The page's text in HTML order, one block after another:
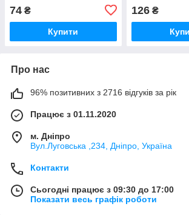
74 ₴
Купити
126₴
Про нас
96% позитивних з 2716 відгуків за рік
Працює з 01.11.2020
м. Дніпро
Вул.Луговська ,234, Дніпро, Україна
Контакти
Сьогодні працює з 09:30 до 17:00
Показати весь графік роботи